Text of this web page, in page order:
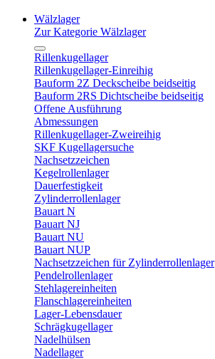
Wälzlager
Zur Kategorie Wälzlager
Rillenkugellager
Rillenkugellager-Einreihig
Bauform 2Z Deckscheibe beidseitig
Bauform 2RS Dichtscheibe beidseitig
Offene Ausführung
Abmessungen
Rillenkugellager-Zweireihig
SKF Kugellagersuche
Nachsetzzeichen
Kegelrollenlager
Dauerfestigkeit
Zylinderrollenlager
Bauart N
Bauart NJ
Bauart NU
Bauart NUP
Nachsetzzeichen für Zylinderrollenlager
Pendelrollenlager
Stehlagereinheiten
Flanschlagereinheiten
Lager-Lebensdauer
Schrägkugellager
Nadelhülsen
Nadellager